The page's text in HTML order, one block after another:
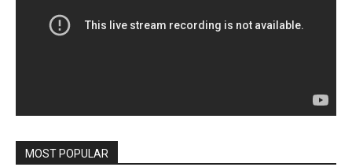
MOST POPULAR